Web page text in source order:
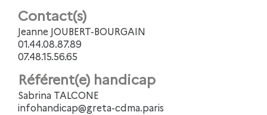
Contact(s)
Jeanne JOUBERT-BOURGAIN
01.44.08.87.89
07.48.15.56.65
Référent(e) handicap
Sabrina TALCONE
infohandicap@greta-cdma.paris